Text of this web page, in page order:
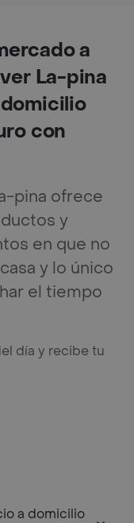
a
La-pina
con
pina ofrece
y
en que no
y lo único
el tiempo
día y recibe tu
a domicilio